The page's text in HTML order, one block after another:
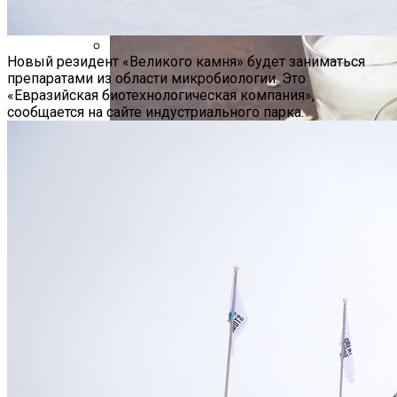
В Беларуси Начинает Работать
Доставка Лекарств На Дом
Как Грамотно Начать Карьеру
Молодым Специалистам
Hyundai Santa Fe: Мощное Сочетание
Традиций И Новаций При Расходе 6 Л
На «сотню»
Безлактозное Молоко — Обычное
Молоко Или Хорошая Альтернатива?
Новый резидент «Великого камня» будет заниматься
препаратами из области микробиологии. Это
«Евразийская биотехнологическая компания»,
сообщается на сайте индустриального парка.